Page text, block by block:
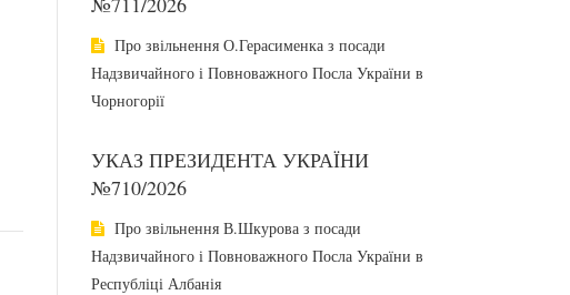
Про звільнення О.Герасименка з посади
Надзвичайного і Повноважного Посла України в
Чорногорії
УКАЗ ПРЕЗИДЕНТА УКРАЇНИ
№710/2026
Про звільнення В.Шкурова з посади
Надзвичайного і Повноважного Посла України в
Республіці Албанія